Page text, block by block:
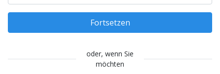
Fortsetzen
oder, wenn Sie
möchten